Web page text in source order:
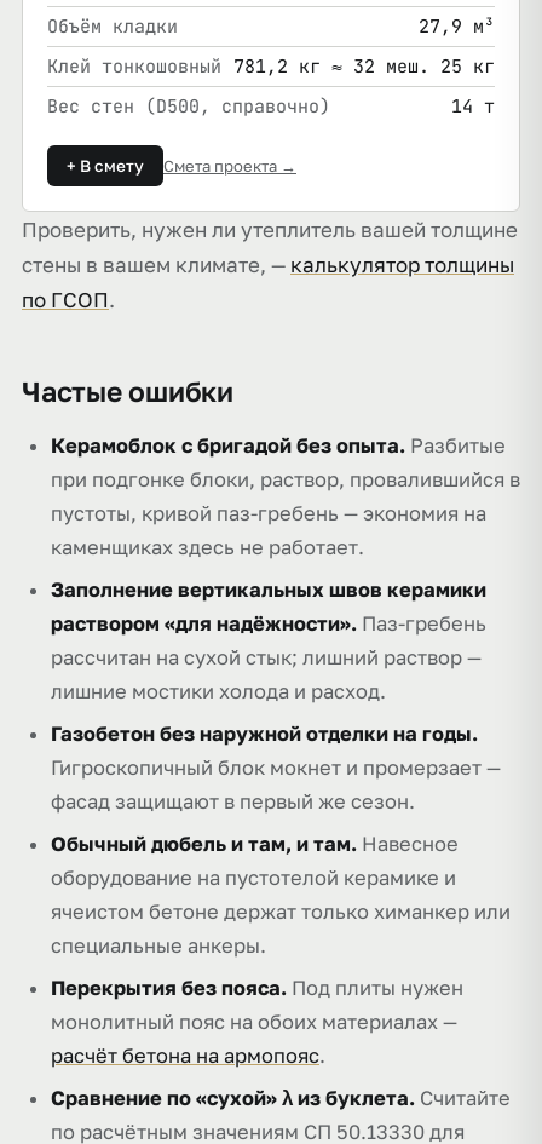
Объём кладки
27,9 м³
Клей тонкошовный 781,2 кг ≈ 32 меш. 25 кг
Вес стен (D500, справочно)
14 т
+ В смету Смета проекта →
Проверить, нужен ли утеплитель вашей толщине
стены в вашем климате, — калькулятор толщины
по ГСОП.
Частые ошибки
Керамоблок с бригадой без опыта. Разбитые
при подгонке блоки, раствор, провалившийся в
пустоты, кривой паз-гребень — экономия на
каменщиках здесь не работает.
Заполнение вертикальных швов керамики
раствором «для надёжности». Паз-гребень
рассчитан на сухой стык; лишний раствор —
лишние мостики холода и расход.
Газобетон без наружной отделки на годы.
Гигроскопичный блок мокнет и промерзает —
фасад защищают в первый же сезон.
Обычный дюбель и там, и там. Навесное
оборудование на пустотелой керамике и
ячеистом бетоне держат только химанкер или
специальные анкеры.
Перекрытия без пояса. Под плиты нужен
монолитный пояс на обоих материалах —
расчёт бетона на армопояс.
Сравнение по «сухой» λ из буклета. Считайте
по расчётным значениям СП 50.13330 для